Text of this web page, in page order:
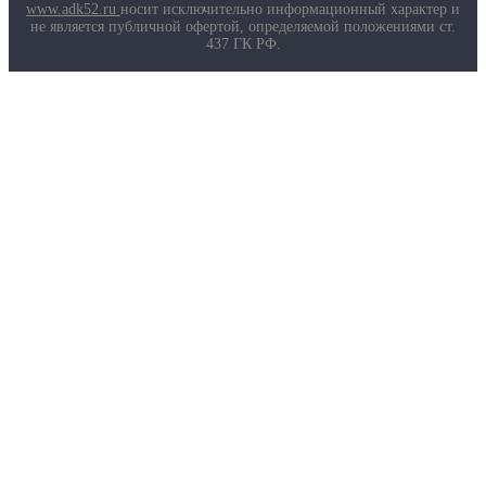
Маркировка противогазов
Основные ТР ТС, ГОСТ и ТУ
www.adk52.ru носит исключительно информационный характер и
не является публичной офертой, определяемой положениями ст.
437 ГК РФ.